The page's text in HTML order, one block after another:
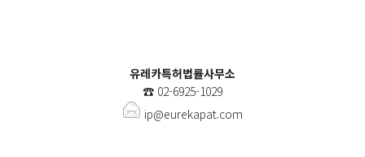
유레카특허법률사무소
☎️ 02-6925-1029
ip@eurekapat.com